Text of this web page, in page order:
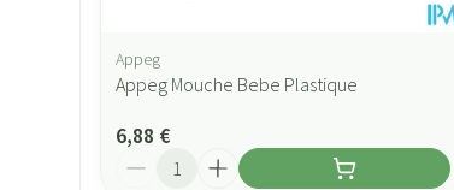
Appeg
Appeg Mouche Bebe Plastique
6,88 €
Quantité